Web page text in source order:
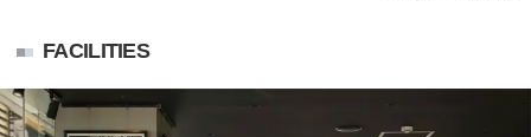
FACILITIES